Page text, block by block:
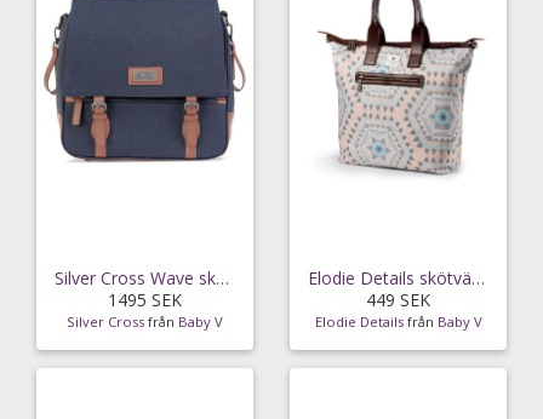
Silver Cross Wave skötväska, indigo
1495 SEK
Silver Cross från Baby V
Elodie Details skötväska Bedouin Stories
449 SEK
Elodie Details från Baby V